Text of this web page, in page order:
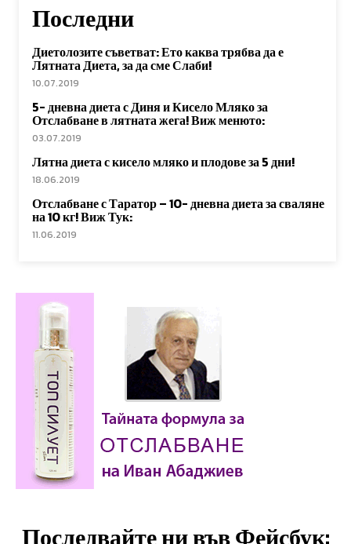
Последни
Диетолозите съветват: Ето каква трябва да е
Лятната Диета, за да сме Слаби!
10.07.2019
5- дневна диета с Диня и Кисело Мляко за
Отслабване в лятната жега! Виж менюто:
03.07.2019
Лятна диета с кисело мляко и плодове за 5 дни!
18.06.2019
Отслабване с Таратор – 10- дневна диета за сваляне
на 10 кг! Виж Тук:
11.06.2019